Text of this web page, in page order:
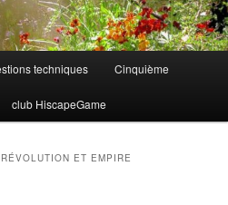
techniques Cinquième
club HiscapeGame
RÉVOLUTION ET EMPIRE